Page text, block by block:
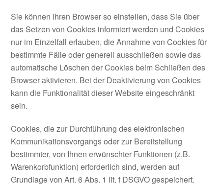
Sie können Ihren Browser so einstellen, dass Sie über
das Setzen von Cookies informiert werden und Cookies
nur im Einzelfall erlauben, die Annahme von Cookies für
bestimmte Fälle oder generell ausschließen sowie das
automatische Löschen der Cookies beim Schließen des
Browser aktivieren. Bei der Deaktivierung von Cookies
kann die Funktionalität dieser Website eingeschränkt
sein.
Cookies, die zur Durchführung des elektronischen
Kommunikationsvorgangs oder zur Bereitstellung
bestimmter, von Ihnen erwünschter Funktionen (z.B.
Warenkorbfunktion) erforderlich sind, werden auf
Grundlage von Art. 6 Abs. 1 lit. f DSGVO gespeichert.